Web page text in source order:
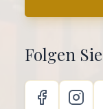
Folgen